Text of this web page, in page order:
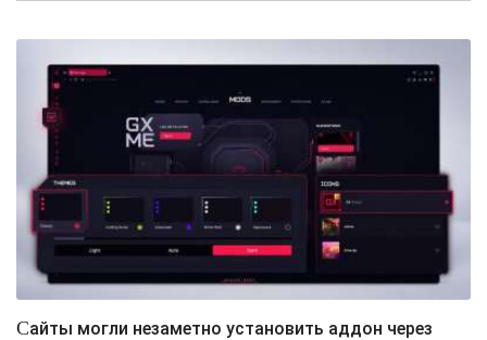
Сайты могли незаметно установить аддон через